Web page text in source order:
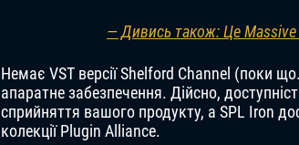
— Дивись також: Це Massive
Немає VST версії Shelford Channel (поки
апаратне забезпечення. Дійсно,
сприйняття вашого продукту, а SPL Iron
колекції Plugin Alliance.